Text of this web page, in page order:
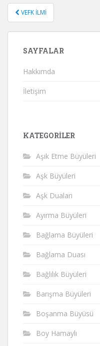
Yazı
gezinmesi
VEFK İLMİ
SAYFALAR
Hakkımda
İletişim
KATEGORILER
Aşık Etme Büyüleri
Aşk Büyüleri
Aşk Duaları
Ayırma Büyüleri
Bağlama Büyüleri
Bağlama Duası
Bağlılık Büyüleri
Barışma Büyüleri
Boşanma Büyüsü
Boy Hamaylı